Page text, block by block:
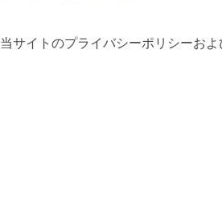
当サイトのプライバシーポリシーお